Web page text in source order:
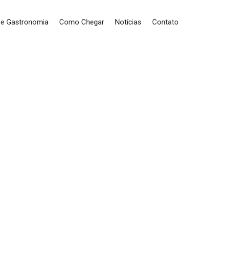
Gastronomia Como Chegar Notícias Contato